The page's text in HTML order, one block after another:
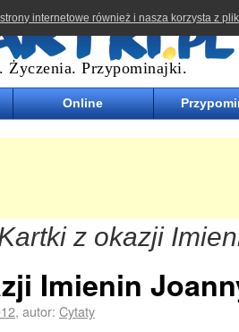
Życzenia. Przypominajki.
Online
z okazji
Imienin
, autor: Cytaty
internetowe również i nasza korzysta z